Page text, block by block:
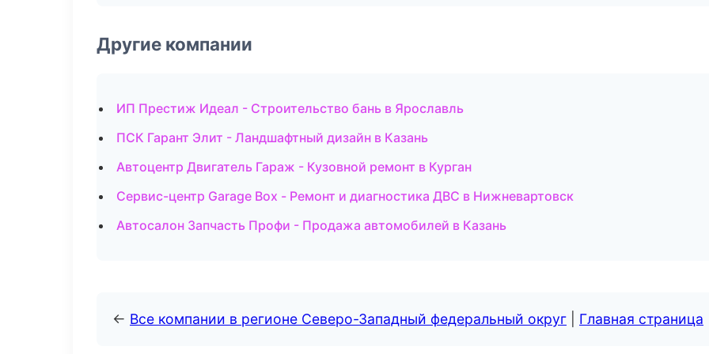
Другие компании
ИП Престиж Идеал - Строительство бань в Ярославль
ПСК Гарант Элит - Ландшафтный дизайн в Казань
Автоцентр Двигатель Гараж - Кузовной ремонт в Курган
Сервис-центр Garage Box - Ремонт и диагностика ДВС в Нижневартовск
Автосалон Запчасть Профи - Продажа автомобилей в Казань
← Все компании в регионе Северо-Западный федеральный округ Главная страница